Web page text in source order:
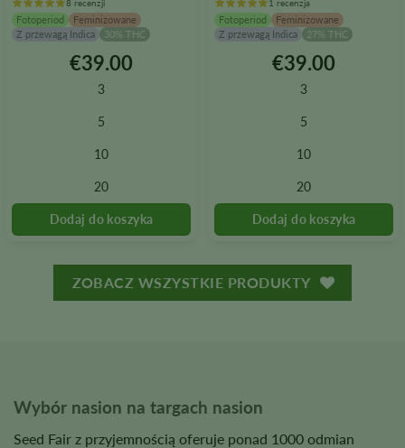
8 recenzji
Fotoperiod
Feminizowane
Z przewagą Indica
30% THC
€39.00
3
5
10
20
stronie
1 recenzja
Fotoperiod
Feminizowane
Z przewagą Indica
27% THC
€39.00
3
5
10
20
stronie
ZOBACZ WSZYSTKIE PRODUKTY
Wybór nasion na targach nasion
Seed Fair z przyjemnością oferuje ponad 1000 odmian